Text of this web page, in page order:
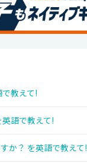
教えて!
語で教えて!
か？ を英語で教えて!